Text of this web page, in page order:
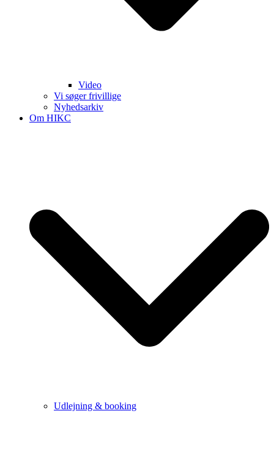
Video
Vi søger frivillige
Nyhedsarkiv
Om HIKC
Udlejning & booking